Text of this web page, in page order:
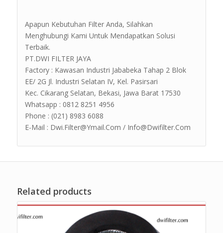
Apapun Kebutuhan Filter Anda, Silahkan
Menghubungi Kami Untuk Mendapatkan Solusi
Terbaik.
PT.DWI FILTER JAYA
Factory : Kawasan Industri Jababeka Tahap 2 Blok
EE/ 2G Jl. Industri Selatan IV, Kel. Pasirsari
Kec. Cikarang Selatan, Bekasi, Jawa Barat 17530
Whatsapp : 0812 8251 4956
Phone : (021) 8983 6088
E-Mail : Dwi.Filter@Ymail.Com / Info@Dwifilter.Com
Related products